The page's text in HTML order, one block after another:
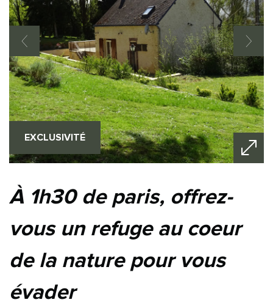
EXCLUSIVITÉ
à 1h30 de paris, offrez-
vous un refuge au coeur
de la nature pour vous
évader